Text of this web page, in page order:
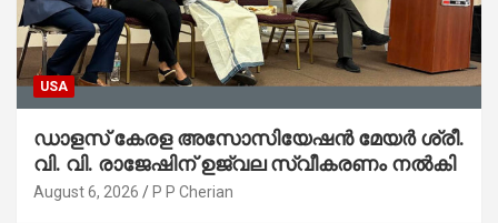
USA
ഡാളസ് കേരള അസോസിയേഷൻ മേയർ ശ്രീ.
വി. വി. രാജേഷിന് ഉജ്വല സ്വീകരണം നൽകി
August 6, 2026 P P Cherian